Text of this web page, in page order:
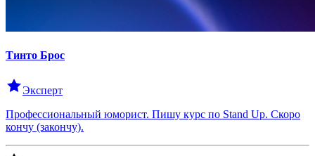
Тинто Брос
Эксперт
Профессиональный юморист. Пишу курс по Stand Up. Скоро
кончу (закончу).